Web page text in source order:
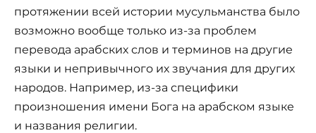
протяжении всей истории мусульманства было
возможно вообще только из-за проблем
перевода арабских слов и терминов на другие
языки и непривычного их звучания для других
народов. Например, из-за специфики
произношения имени Бога на арабском языке
и названия религии.